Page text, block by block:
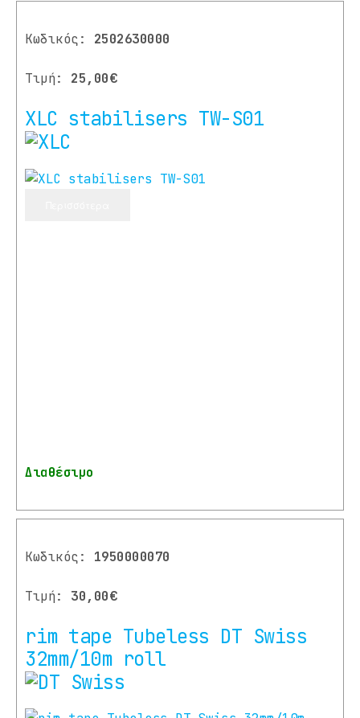
Κωδικός: 2502630000
Τιμή: 25,00€
XLC stabilisers TW-S01
Διαθέσιμο
Κωδικός: 1950000070
Τιμή: 30,00€
rim tape Tubeless DT Swiss
32mm/10m roll